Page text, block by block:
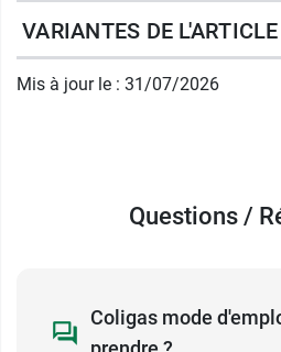
utile pourl'élimination des
des tensions abdominales
du fenouil. L'extrait sec de
complète la formulation.
génétiquement modifiées.
gélules, de 500 mg chacune.
VARIANTES DE L'ARTICLE
Mis à jour le : 31/07/2026
Questions /
Coligas mode